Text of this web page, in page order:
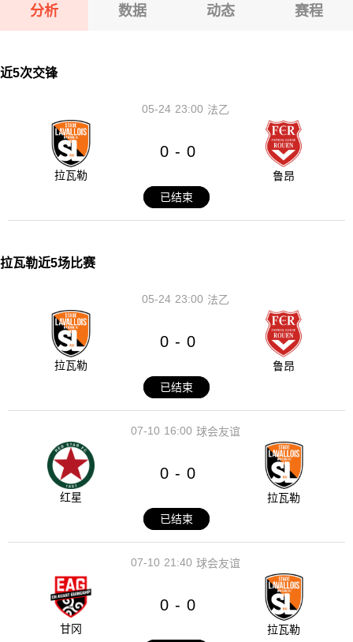
分析 数据 动态 赛程
近5次交锋
23:00
05-24 法乙
拉瓦勒
0 - 0
鲁昂
已结束
拉瓦勒近5场比赛
23:00
05-24 法乙
拉瓦勒
0 - 0
鲁昂
已结束
16:00
07-10 球会友谊
红星
0 - 0
拉瓦勒
已结束
21:40
07-10 球会友谊
甘冈
0 - 0
拉瓦勒